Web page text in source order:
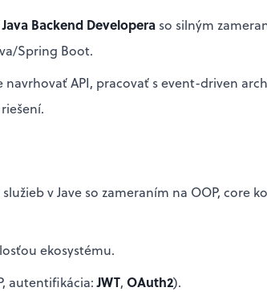
Backend Developera so silným
Spring Boot.
API, pracovať s event-driven
v Jave so zameraním na OOP, core
ekosystému.
autentifikácia:JWT, OAuth2).